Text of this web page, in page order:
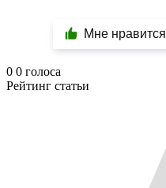
Мне нравится
0 0 голоса
Рейтинг статьи